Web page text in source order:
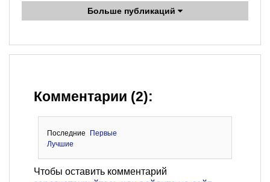
Больше публикаций
Комментарии (2):
Последние
Первые
Лучшие
Чтобы оставить комментарий